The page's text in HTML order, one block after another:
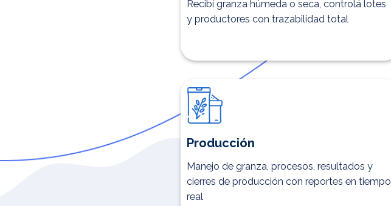
Recibí granza húmeda o seca, controlá lotes
y productores con trazabilidad total
Producción
Manejo de granza, procesos, resultados y
cierres de producción con reportes en tiempo
real